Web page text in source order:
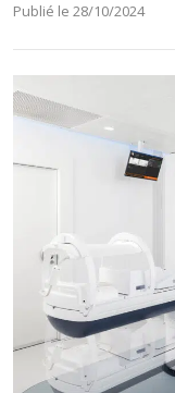
Publié le 28/10/2024